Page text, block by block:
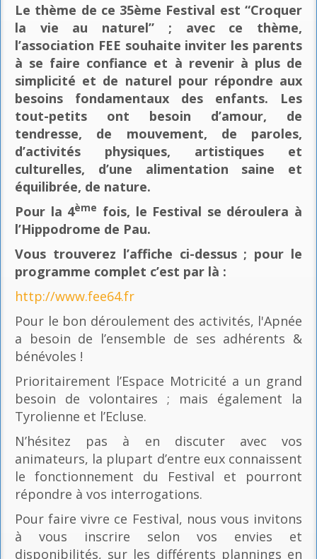
Le thème de ce 35ème Festival est “Croquer
la vie au naturel” ; avec ce thème,
l’association FEE souhaite inviter les parents
à se faire confiance et à revenir à plus de
simplicité et de naturel pour répondre aux
besoins fondamentaux des enfants. Les
tout-petits ont besoin d’amour, de
tendresse, de mouvement, de paroles,
d’activités physiques, artistiques et
culturelles, d’une alimentation saine et
équilibrée, de nature.
Pour la 4ème fois, le Festival se déroulera à
l’Hippodrome de Pau.
Vous trouverez l’affiche ci-dessus ; pour le
programme complet c’est par là :
http://www.fee64.fr
Pour le bon déroulement des activités, l'Apnée
a besoin de l’ensemble de ses adhérents &
bénévoles !
Prioritairement l’Espace Motricité a un grand
besoin de volontaires ; mais également la
Tyrolienne et l’Ecluse.
N’hésitez pas à en discuter avec vos
animateurs, la plupart d’entre eux connaissent
le fonctionnement du Festival et pourront
répondre à vos interrogations.
Pour faire vivre ce Festival, nous vous invitons
à vous inscrire selon vos envies et
disponibilités, sur les différents plannings en